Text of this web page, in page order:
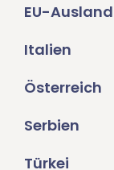
EU-Ausland
Italien
Österreich
Serbien
Türkei